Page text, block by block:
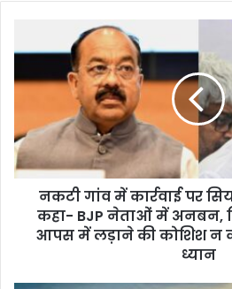
नकटी गांव में कार्रवाई पर
कहा- BJP नेताओं में अनबन,
आपस में लड़ाने की कोशिश न
ध्यान